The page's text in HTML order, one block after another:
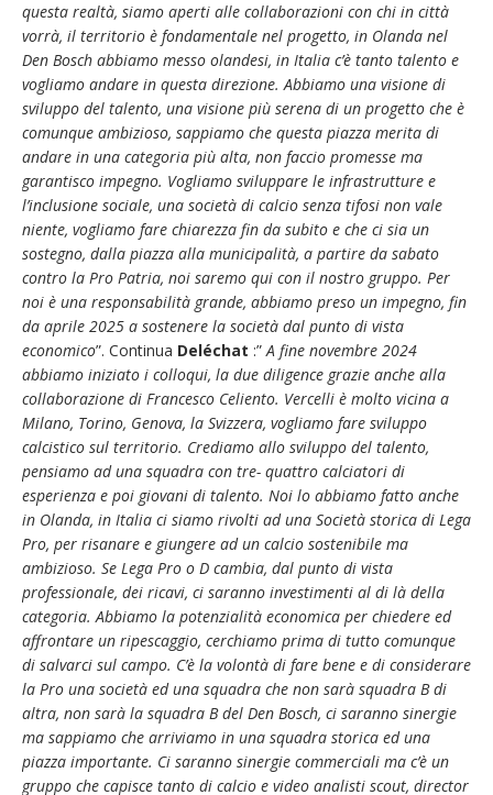
questa realtà, siamo aperti alle collaborazioni con chi in città
vorrà, il territorio è fondamentale nel progetto, in Olanda nel
Den Bosch abbiamo messo olandesi, in Italia c’è tanto talento e
vogliamo andare in questa direzione. Abbiamo una visione di
sviluppo del talento, una visione più serena di un progetto che è
comunque ambizioso, sappiamo che questa piazza merita di
andare in una categoria più alta, non faccio promesse ma
garantisco impegno. Vogliamo sviluppare le infrastrutture e
l’inclusione sociale, una società di calcio senza tifosi non vale
niente, vogliamo fare chiarezza fin da subito e che ci sia un
sostegno, dalla piazza alla municipalità, a partire da sabato
contro la Pro Patria, noi saremo qui con il nostro gruppo. Per
noi è una responsabilità grande, abbiamo preso un impegno, fin
da aprile 2025 a sostenere la società dal punto di vista
economico”. Continua Deléchat :”A fine novembre 2024
abbiamo iniziato i colloqui, la due diligence grazie anche alla
collaborazione di Francesco Celiento. Vercelli è molto vicina a
Milano, Torino, Genova, la Svizzera, vogliamo fare sviluppo
calcistico sul territorio. Crediamo allo sviluppo del talento,
pensiamo ad una squadra con tre- quattro calciatori di
esperienza e poi giovani di talento. Noi lo abbiamo fatto anche
in Olanda, in Italia ci siamo rivolti ad una Società storica di Lega
Pro, per risanare e giungere ad un calcio sostenibile ma
ambizioso. Se Lega Pro o D cambia, dal punto di vista
professionale, dei ricavi, ci saranno investimenti al di là della
categoria. Abbiamo la potenzialità economica per chiedere ed
affrontare un ripescaggio, cerchiamo prima di tutto comunque
di salvarci sul campo. C’è la volontà di fare bene e di considerare
la Pro una società ed una squadra che non sarà squadra B di
altra, non sarà la squadra B del Den Bosch, ci saranno sinergie
ma sappiamo che arriviamo in una squadra storica ed una
piazza importante. Ci saranno sinergie commerciali ma c’è un
gruppo che capisce tanto di calcio e video analisti scout, director